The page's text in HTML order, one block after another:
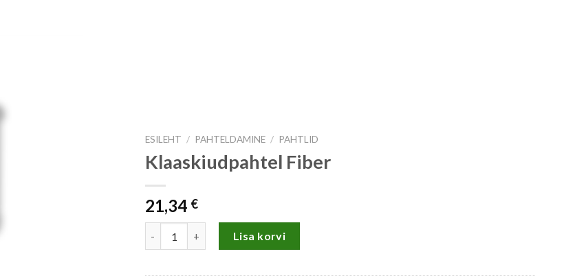
ESILEHT / PAHTELDAMINE / PAHTLID
Klaaskiudpahtel Fiber
21,34 €
Lisa korvi